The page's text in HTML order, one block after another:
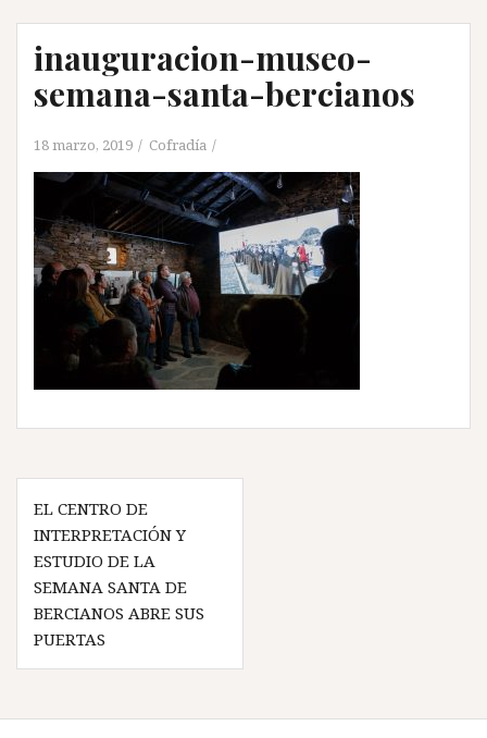
inauguracion-museo-
semana-santa-bercianos
18 marzo, 2019 Cofradía
Navegación
de
entradas
EL CENTRO DE
INTERPRETACIÓN Y
ESTUDIO DE LA
SEMANA SANTA DE
BERCIANOS ABRE SUS
PUERTAS